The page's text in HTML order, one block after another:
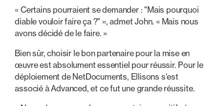
« Certains pourraient se demander : "Mais pourquoi
diable vouloir faire ça ?" », admet John. « Mais nous
avons décidé de le faire. »
Bien sûr, choisir le bon partenaire pour la mise en
œuvre est absolument essentiel pour réussir. Pour le
déploiement de NetDocuments, Ellisons s'est
associé à Advanced, et ce fut une grande réussite.